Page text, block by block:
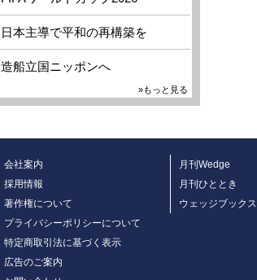
日本主導で平和の再構築を
造船立国ニッポンへ
»もっと見る
会社案内
採用情報
著作権について
プライバシーポリシーについて
特定商取引法に基づく表示
広告のご案内
月刊Wedge
月刊ひととき
ウェッジブックス